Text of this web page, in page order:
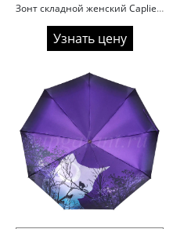
Зонт складной женский Caplier 16000 Кошки
Узнать цену